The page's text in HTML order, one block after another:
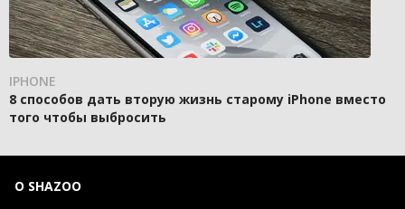
IPHONE
8 способов дать вторую жизнь старому iPhone вместо
того чтобы выбросить
О SHAZOO